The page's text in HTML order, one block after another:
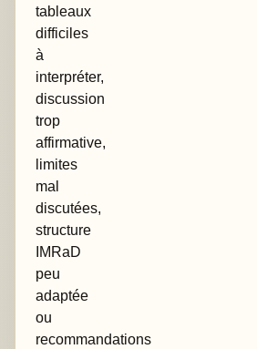
tableaux
difficiles
à
interpréter,
discussion
trop
affirmative,
limites
mal
discutées,
structure
IMRaD
peu
adaptée
ou
recommandations